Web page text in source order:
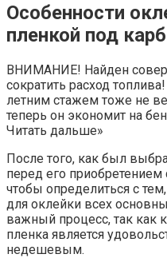
Особенности
пленкой под
ВНИМАНИЕ! Найден
сократить расход
летним стажем тоже не
теперь он экономит на
Читать дальше»
После того, как был
перед его приобретением
чтобы определиться с
для оклейки всех
важный процесс, так как
пленка является
недешевым.